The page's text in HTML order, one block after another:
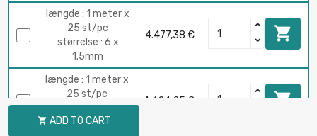
længde : 1 meter x
25 st/pc
størrelse : 6 x
1.5mm
4.477,38 € 
længde : 1 meter x
25 st/pc
størrelse : 6.35 x
1.24mm
4.424,25 € 
 ADD TO CART